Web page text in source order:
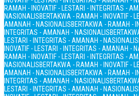
RAMAH - INOVATIF - LESTARI - INTEGRITAS -
NASIONALISBERTAKWA - RAMAH - INOVATIF -
AMANAH - NASIONALISBERTAKWA - RAMAH -
INTEGRITAS - AMANAH - NASIONALIS
LESTARI - INTEGRITAS - AMANAH - NASIONALIS
INOVATIF - LESTARI - INTEGRITAS - AMANAH -
RAMAH - INOVATIF - LESTARI - INTEGRITAS -
NASIONALISBERTAKWA - RAMAH - INOVATIF -
AMANAH - NASIONALISBERTAKWA - RAMAH -
INTEGRITAS - AMANAH - NASIONALIS
LESTARI - INTEGRITAS - AMANAH - NASIONALIS